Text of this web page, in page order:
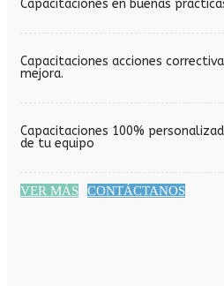
Capacitaciones en buenas
Capacitaciones acciones
mejora.
Capacitaciones 100%
de tu equipo
VER MÁS CONTÁCTANOS